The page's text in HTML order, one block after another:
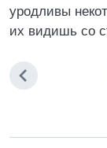
уродливы
их видишь со